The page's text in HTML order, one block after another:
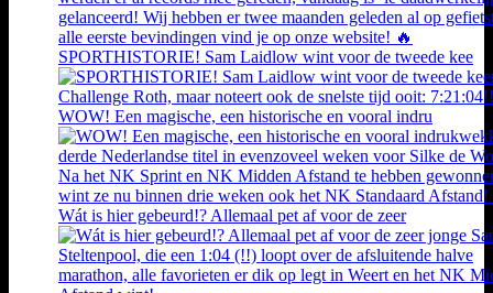
SPORTHISTORIE! Sam Laidlow wint voor de tweede kee
WOW! Een magische, een historische en vooral indru
Wát is hier gebeurd!? Allemaal pet af voor de zeer